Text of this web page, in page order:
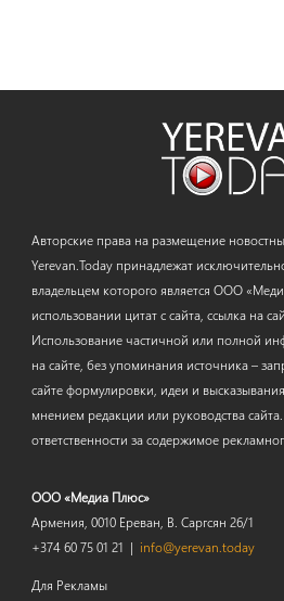
Авторские права на размещение
Yerevan.Today принадлежат
владельцем которого является ООО
использовании цитат с сайта, ссылка на
Использование частичной или полной
на сайте, без упоминания источника –
сайте формулировки, идеи и
мнением редакции или руководства
ответственности за содержимое
ООО «Медиа Плюс»
Армения, 0010 Ереван, В. Саргсян 26/1
+374 60 75 01 21 | info@yerevan.today
Для Рекламы